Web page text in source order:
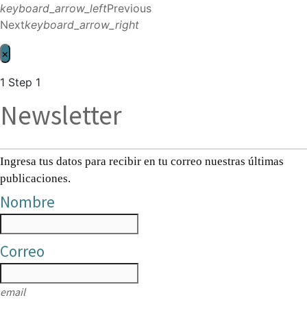
keyboard_arrow_leftPrevious
Nextkeyboard_arrow_right
×
1 Step 1
Newsletter
Ingresa tus datos para recibir en tu correo nuestras últimas
publicaciones.
Nombre
Correo
email